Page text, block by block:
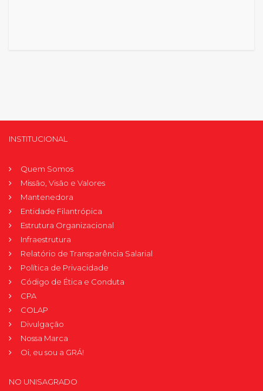
INSTITUCIONAL
Quem Somos
Missão, Visão e Valores
Mantenedora
Entidade Filantrópica
Estrutura Organizacional
Infraestrutura
Relatório de Transparência Salarial
Política de Privacidade
Código de Ética e Conduta
CPA
COLAP
Divulgação
Nossa Marca
Oi, eu sou a GRÁ!
NO UNISAGRADO